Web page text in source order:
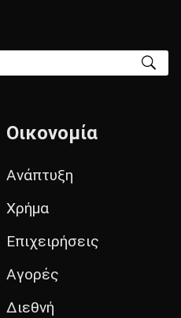
Οικονομία
Ανάπτυξη
Χρήμα
Επιχειρήσεις
Αγορές
Διεθνή